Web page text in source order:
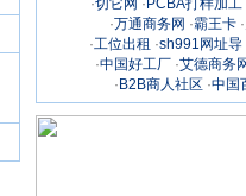
·切它网 · PCBA打样加工
·万通商务网 ·霸王卡·
·工位出租 ·sh991网址导
·中国好工厂·艾德商务
· B2B商人社区 ·中国